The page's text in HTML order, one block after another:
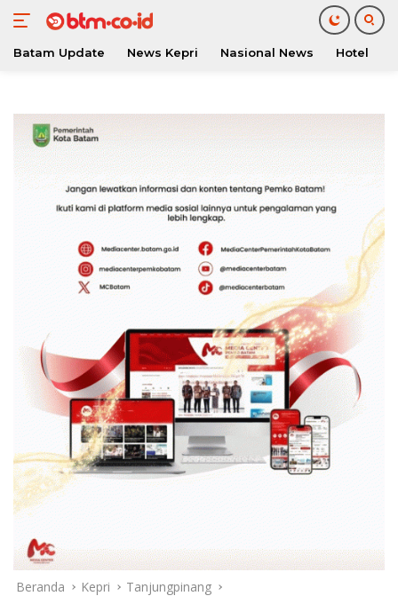
konten
Batam Update News Kepri Nasional News Hotel
Beranda Kepri Tanjungpinang